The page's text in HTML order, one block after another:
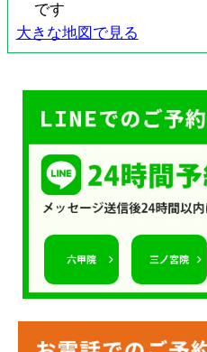
です
大きな地図で見る